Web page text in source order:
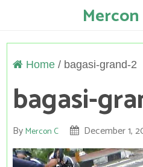
Home/ bagasi-grand-2
bagasi-
ByMercon C December 1,